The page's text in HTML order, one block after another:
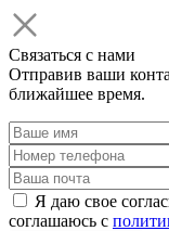
Связаться с нами
Отправив ваши
ближайшее время.
Я даю свое
соглашаюсь с